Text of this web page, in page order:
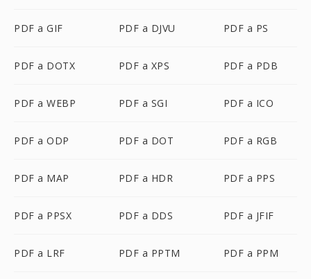
PDF a GIF PDF a DJVU PDF a PS
PDF a DOTX PDF a XPS PDF a PDB
PDF a WEBP PDF a SGI PDF a ICO
PDF a ODP PDF a DOT PDF a RGB
PDF a MAP PDF a HDR PDF a PPS
PDF a PPSX PDF a DDS PDF a JFIF
PDF a LRF PDF a PPTM PDF a PPM